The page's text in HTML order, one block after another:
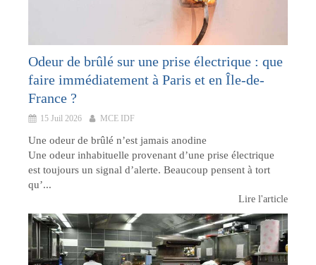
Odeur de brûlé sur une prise électrique : que
faire immédiatement à Paris et en Île-de-
France ?
15 Juil 2026 MCE IDF
Une odeur de brûlé n’est jamais anodine
Une odeur inhabituelle provenant d’une prise électrique
est toujours un signal d’alerte. Beaucoup pensent à tort
qu’...
Lire l'article